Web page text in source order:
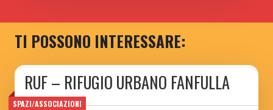
TI POSSONO INTERESSARE:
SPAZI/ASSOCIAZIONI
RUF – RIFUGIO URBANO FANFULLA